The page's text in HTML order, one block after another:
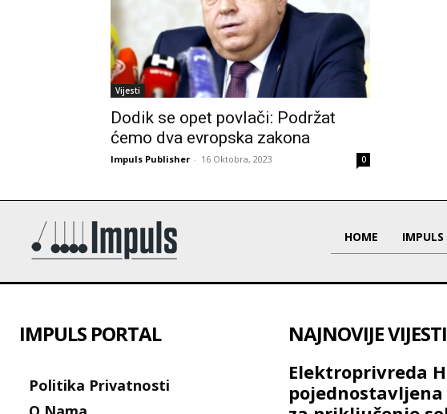
Vijesti
Dodik se opet povlači: Podržat
ćemo dva evropska zakona
Impuls Publisher - 16 Oktobra, 2023 0
HOME IMPULS
IMPULS PORTAL
Politika Privatnosti
NAJNOVIJE VIJESTI
Elektroprivreda